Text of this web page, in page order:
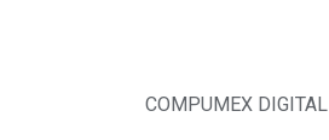
COMPUMEX DIGITAL